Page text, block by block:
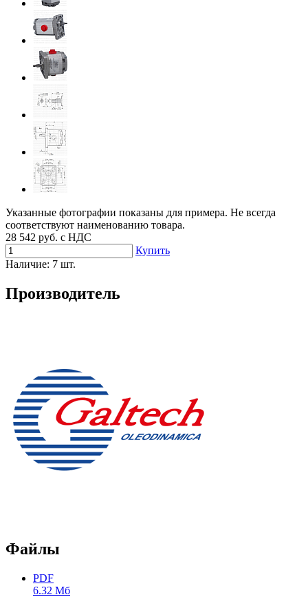
Указанные фотографии показаны для примера. Не всегда
соответствуют наименованию товара.
28 542 руб. с НДС
Купить
Наличие: 7 шт.
Производитель
Файлы
PDF
6.32 Мб